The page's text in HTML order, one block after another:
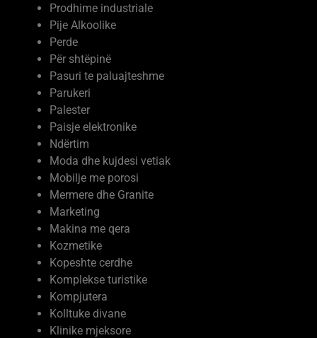
Pije Alkoolike
Perde
Për shtëpinë
Pasuri te paluajteshme
Parukeri
Palester
Paisje elektronike
Ndërtim
Moda dhe kujdesi vetiak
Mobilje me porosi
Mermere dhe Granite
Marketing
Makina me qera
Kozmetike
Kopeshte cerdhe
Komplekse turistike
Kompjutera
Kolltuke divane
Klinike mjeksore
Klinike dentare